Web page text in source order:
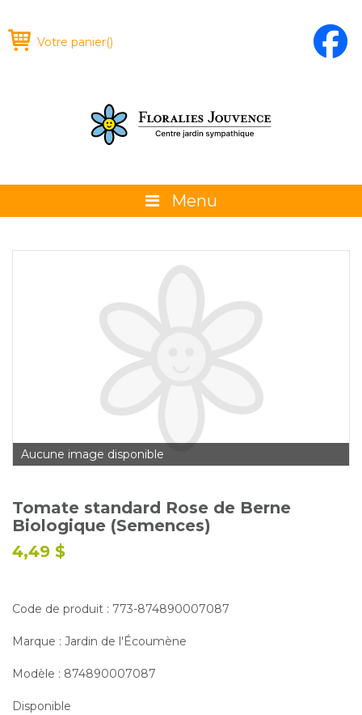
Votre panier()
Menu
La boutique
Promotions et évènements
Calendrier horticole
Emplois
Service à la clientèle
Nous joindre
Aucune image disponible
Tomate standard Rose de Berne
Biologique (Semences)
4,49 $
Code de produit : 773-874890007087
Marque : Jardin de l'Écoumène
Modèle : 874890007087
Disponible